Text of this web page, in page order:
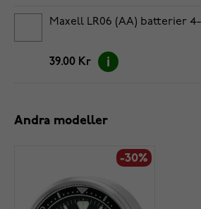
Maxell LR06 (AA) batterier 4-
39.00 Kr
Andra modeller
-30%